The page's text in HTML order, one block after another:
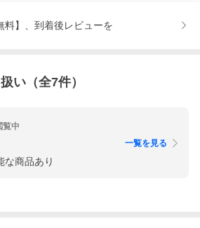
料】、到着後レビューを
い（全7件）
覧中
な商品あり
一覧を見る